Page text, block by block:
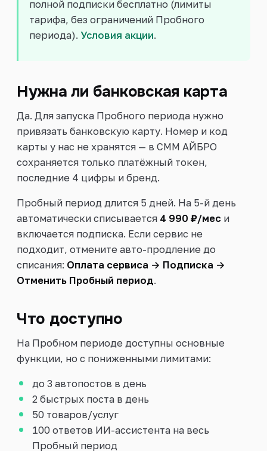
полной подписки бесплатно (лимиты
тарифа, без ограничений Пробного
периода). Условия акции.
Нужна ли банковская карта
Да. Для запуска Пробного периода нужно
привязать банковскую карту. Номер и код
карты у нас не хранятся — в СММ АЙБРО
сохраняется только платёжный токен,
последние 4 цифры и бренд.
Пробный период длится 5 дней. На 5-й день
автоматически списывается 4 990 ₽/мес и
включается подписка. Если сервис не
подходит, отмените авто-продление до
списания: Оплата сервиса → Подписка →
Отменить Пробный период.
Что доступно
На Пробном периоде доступны основные
функции, но с пониженными лимитами:
до 3 автопостов в день
2 быстрых поста в день
50 товаров/услуг
100 ответов ИИ-ассистента на весь
Пробный период